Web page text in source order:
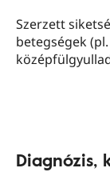
Szerzett
betegségek
Diagnózis,